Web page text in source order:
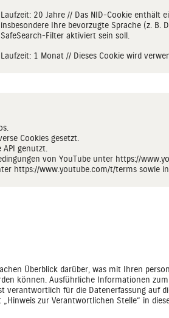
Laufzeit: 20 Jahre // Das NID-Cookie enthält
insbesondere Ihre bevorzugte Sprache (z. B.
SafeSearch-Filter aktiviert sein soll.
Laufzeit: 1 Monat // Dieses Cookie wird
Cookies gesetzt.
genutzt.
von YouTube unter https://
https://www.youtube.com/t/termssowie
Überblick darüber, was mit Ihren
können. Ausführliche Informationen
verantwortlich für die Datenerfassung auf
zur Verantwortlichen Stelle“ in